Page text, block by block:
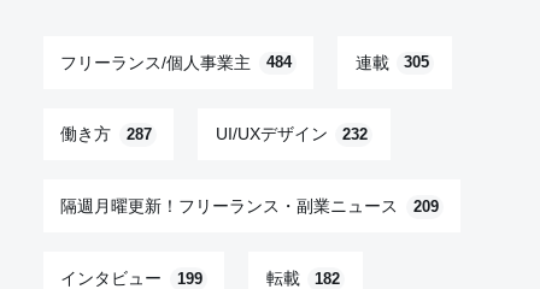
フリーランス/個人事業主 484 連載 305
働き方 287 UI/UXデザイン 232
隔週月曜更新！フリーランス・副業ニュース 209
インタビュー 199 転載 182